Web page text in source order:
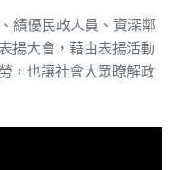
績優民政人員、資深鄰
揚大會，藉由表揚活動
，也讓社會大眾瞭解政